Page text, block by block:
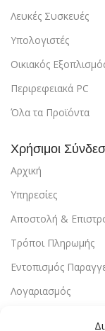
Λευκές Συσκευές
Υπολογιστές
Οικιακός
Περιρεφειακά PC
Όλα τα Προϊόντα
Χρήσιμοι
Αρχική
Υπηρεσίες
Αποστολή &
Τρόποι Πληρωμής
Εντοπισμός
Λογαριασμός